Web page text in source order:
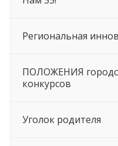
Региональная
ПОЛОЖЕНИЯ
конкурсов
Уголок родителя